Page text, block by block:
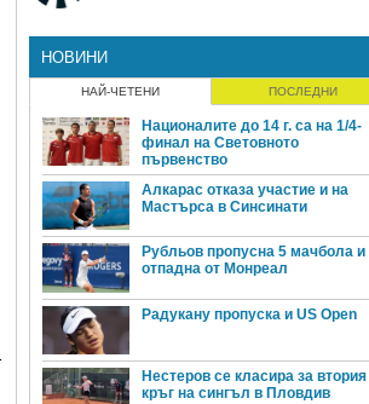
НОВИНИ
НАЙ-ЧЕТЕНИ ПОСЛЕДНИ
Националите до 14 г. са на 1/4-
финал на Световното
първенство
Алкарас отказа участие и на
Мастърса в Синсинати
Рубльов пропусна 5 мачбола и
отпадна от Монреал
Радукану пропуска и US Open
Нестеров се класира за втория
кръг на сингъл в Пловдив